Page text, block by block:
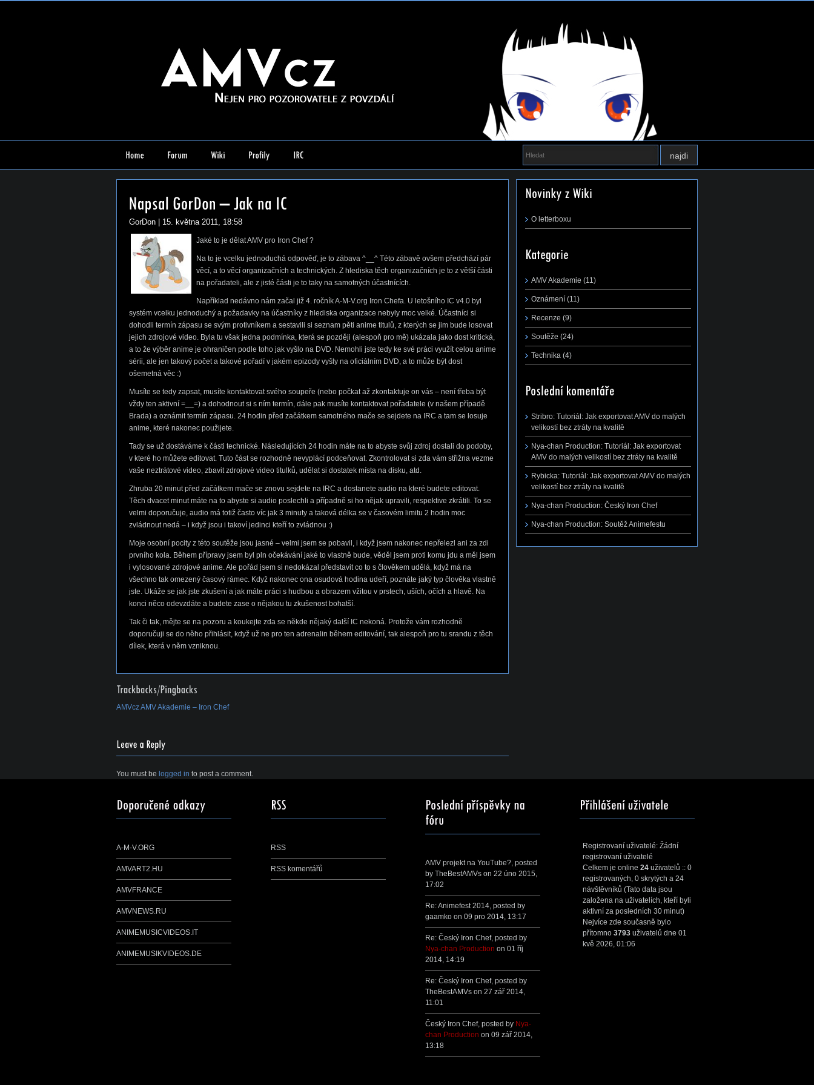
GorDon | 15. května 2011, 18:58
Jaké to je dělat AMV pro Iron Chef ?
Na to je vcelku jednoduchá odpověď, je to zábava ^__^ Této zábavě ovšem předchází pár
věcí, a to věcí organizačních a technických. Z hlediska těch organizačních je to z větší části
na pořadateli, ale z jisté části je to taky na samotných účastnících.
Například nedávno nám začal již 4. ročník A-M-V.org Iron Chefa. U letošního IC v4.0 byl
systém vcelku jednoduchý a požadavky na účastníky z hlediska organizace nebyly moc velké. Účastníci si
dohodli termín zápasu se svým protivníkem a sestavili si seznam pěti anime titulů, z kterých se jim bude losovat
jejich zdrojové video. Byla tu však jedna podmínka, která se později (alespoň pro mě) ukázala jako dost kritická,
a to že výběr anime je ohraničen podle toho jak vyšlo na DVD. Nemohli jste tedy ke své práci využít celou anime
sérii, ale jen takový počet a takové pořadí v jakém epizody vyšly na oficiálním DVD, a to může být dost
ošemetná věc :)
Musíte se tedy zapsat, musíte kontaktovat svého soupeře (nebo počkat až zkontaktuje on vás – není třeba být
vždy ten aktivní =__=) a dohodnout si s ním termín, dále pak musíte kontaktovat pořadatele (v našem případě
Brada) a oznámit termín zápasu. 24 hodin před začátkem samotného mače se sejdete na IRC a tam se losuje
anime, které nakonec použijete.
Tady se už dostáváme k části technické. Následujících 24 hodin máte na to abyste svůj zdroj dostali do podoby,
v které ho můžete editovat. Tuto část se rozhodně nevyplácí podceňovat. Zkontrolovat si zda vám střižna vezme
vaše neztrátové video, zbavit zdrojové video titulků, udělat si dostatek místa na disku, atd.
Zhruba 20 minut před začátkem mače se znovu sejdete na IRC a dostanete audio na které budete editovat.
Těch dvacet minut máte na to abyste si audio poslechli a případně si ho nějak upravili, respektive zkrátili. To se
velmi doporučuje, audio má totiž často víc jak 3 minuty a taková délka se v časovém limitu 2 hodin moc
zvládnout nedá – i když jsou i takoví jedinci kteří to zvládnou :)
Moje osobní pocity z této soutěže jsou jasné – velmi jsem se pobavil, i když jsem nakonec nepřelezl ani za zdi
prvního kola. Během přípravy jsem byl pln očekávání jaké to vlastně bude, věděl jsem proti komu jdu a měl jsem
i vylosované zdrojové anime. Ale pořád jsem si nedokázal představit co to s člověkem udělá, když má na
všechno tak omezený časový rámec. Když nakonec ona osudová hodina udeří, poznáte jaký typ člověka vlastně
jste. Ukáže se jak jste zkušení a jak máte práci s hudbou a obrazem vžitou v prstech, uších, očích a hlavě. Na
konci něco odevzdáte a budete zase o nějakou tu zkušenost bohatší.
Tak či tak, mějte se na pozoru a koukejte zda se někde nějaký další IC nekoná. Protože vám rozhodně
doporučuji se do něho přihlásit, když už ne pro ten adrenalin během editování, tak alespoň pro tu srandu z těch
dílek, která v něm vzniknou.
AMVcz AMV Akademie – Iron Chef
You must be logged in to post a comment.
O letterboxu
AMV Akademie (11)
Oznámení (11)
Recenze (9)
Soutěže (24)
Technika (4)
Stribro: Tutoriál: Jak exportovat AMV do malých
velikostí bez ztráty na kvalitě
Nya-chan Production: Tutoriál: Jak exportovat
AMV do malých velikostí bez ztráty na kvalitě
Rybicka: Tutoriál: Jak exportovat AMV do malých
velikostí bez ztráty na kvalitě
Nya-chan Production: Český Iron Chef
Nya-chan Production: Soutěž Animefestu
A-M-V.ORG
AMVART2.HU
AMVFRANCE
AMVNEWS.RU
ANIMEMUSICVIDEOS.IT
ANIMEMUSIKVIDEOS.DE
RSS
RSS komentářů
AMV projekt na YouTube? , posted
by TheBestAMVs on 22 úno 2015,
17:02
Re: Animefest 2014 , posted by
gaamko on 09 pro 2014, 13:17
Re: Český Iron Chef, posted by
Nya-chan Production on 01 říj
2014, 14:19
Re: Český Iron Chef, posted by
TheBestAMVs on 27 zář 2014,
11:01
Český Iron Chef, posted by Nya-
chan Production on 09 zář 2014,
13:18
Registrovaní uživatelé: Žádní
registrovaní uživatelé
Celkem je online 24 uživatelů :: 0
registrovaných, 0 skrytých a 24
návštěvníků (Tato data jsou
založena na uživatelích, kteří byli
aktivní za posledních 30 minut)
Nejvíce zde současně bylo
přítomno 3793 uživatelů dne 01
kvě 2026, 01:06